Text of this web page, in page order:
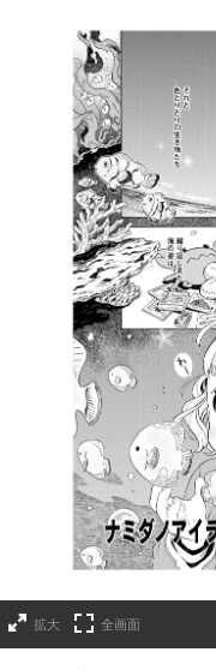
拡大 全画面